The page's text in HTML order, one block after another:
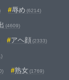
辱め (6214)
(4609)
アヘ顔(2333)
熟女(1769)